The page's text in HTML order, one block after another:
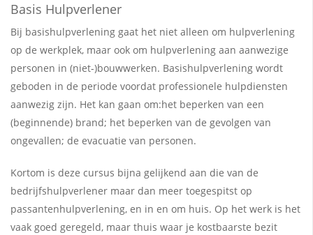
Basis Hulpverlener
Bij basishulpverlening gaat het niet alleen om hulpverlening
op de werkplek, maar ook om hulpverlening aan aanwezige
personen in (niet-)bouwwerken. Basishulpverlening wordt
geboden in de periode voordat professionele hulpdiensten
aanwezig zijn. Het kan gaan om:het beperken van een
(beginnende) brand; het beperken van de gevolgen van
ongevallen; de evacuatie van personen.
Kortom is deze cursus bijna gelijkend aan die van de
bedrijfshulpverlener maar dan meer toegespitst op
passantenhulpverlening, en in en om huis. Op het werk is het
vaak goed geregeld, maar thuis waar je kostbaarste bezit